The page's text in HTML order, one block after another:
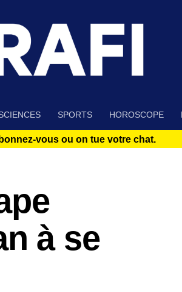
SPORTS HOROSCOPE
vous ou on tue votre chat.
à se